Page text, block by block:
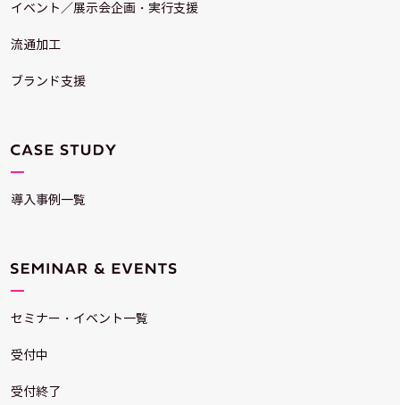
イベント／展示会企画・実行支援
流通加工
ブランド支援
導入事例一覧
セミナー・イベント一覧
受付中
受付終了